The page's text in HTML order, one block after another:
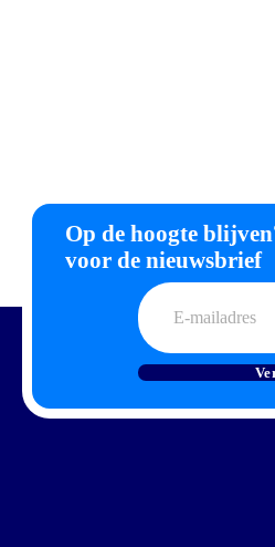
Op de hoogte
voor de nieuwsbrief
E-
mailadres